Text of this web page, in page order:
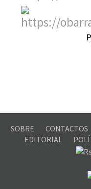
SOBRE CONTACTOS
EDITORIAL